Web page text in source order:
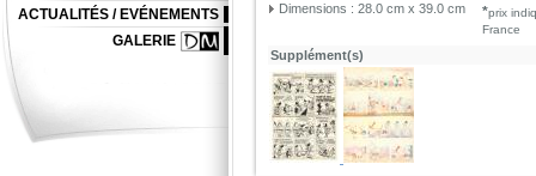
Dimensions : 28.0 cm x 39.0 cm
*prix
France
Supplément(s)
ACTUALITÉS / EVÉNEMENTS
GALERIE